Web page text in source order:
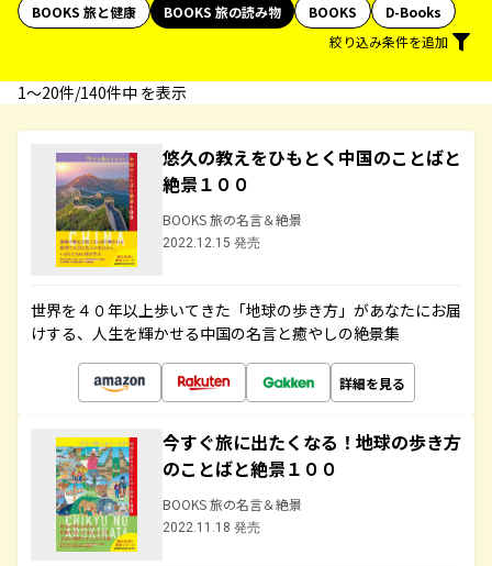
BOOKS 旅と健康
BOOKS 旅の読み物 BOOKS
D-Books
絞り込み条件を追加
1〜20件/140件中 を表示
悠久の教えをひもとく中国のことばと
絶景１００
BOOKS 旅の名言＆絶景
2022.12.15 発売
世界を４０年以上歩いてきた「地球の歩き方」があなたにお届
けする、人生を輝かせる中国の名言と癒やしの絶景集
詳細を見る
今すぐ旅に出たくなる！地球の歩き方
のことばと絶景１００
BOOKS 旅の名言＆絶景
2022.11.18 発売